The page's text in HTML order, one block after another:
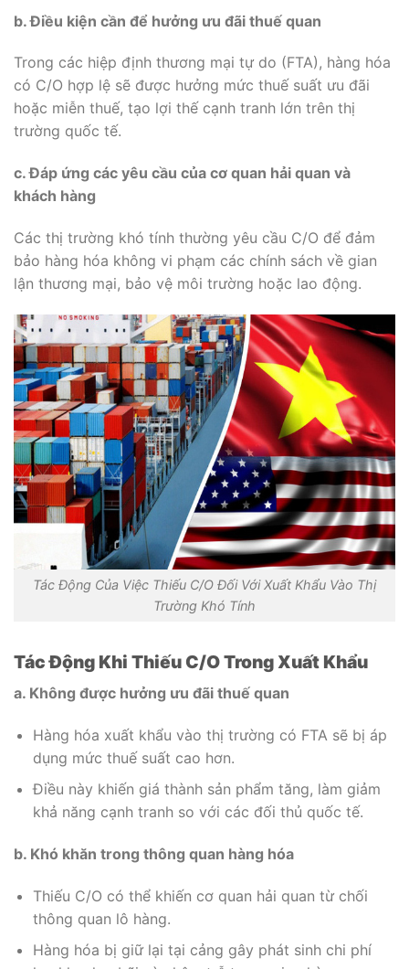
b. Điều kiện cần để hưởng ưu đãi thuế quan
Trong các hiệp định thương mại tự do (FTA), hàng hóa
có C/O hợp lệ sẽ được hưởng mức thuế suất ưu đãi
hoặc miễn thuế, tạo lợi thế cạnh tranh lớn trên thị
trường quốc tế.
c. Đáp ứng các yêu cầu của cơ quan hải quan và
khách hàng
Các thị trường khó tính thường yêu cầu C/O để đảm
bảo hàng hóa không vi phạm các chính sách về gian
lận thương mại, bảo vệ môi trường hoặc lao động.
Tác Động Của Việc Thiếu C/O Đối Với Xuất Khẩu Vào Thị
Trường Khó Tính
Tác Động Khi Thiếu C/O Trong Xuất Khẩu
a. Không được hưởng ưu đãi thuế quan
Hàng hóa xuất khẩu vào thị trường có FTA sẽ bị áp
dụng mức thuế suất cao hơn.
Điều này khiến giá thành sản phẩm tăng, làm giảm
khả năng cạnh tranh so với các đối thủ quốc tế.
b. Khó khăn trong thông quan hàng hóa
Thiếu C/O có thể khiến cơ quan hải quan từ chối
thông quan lô hàng.
Hàng hóa bị giữ lại tại cảng gây phát sinh chi phí